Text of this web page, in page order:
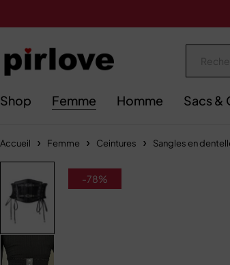
Shop Femme Homme Sacs &
Accueil Femme Ceintures Sangles en
-78%